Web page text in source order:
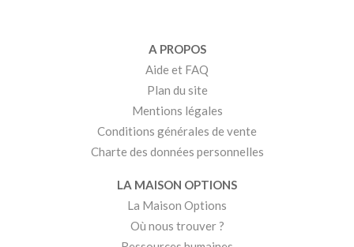
A PROPOS
Aide et FAQ
Plan du site
Mentions légales
Conditions générales de vente
Charte des données personnelles
LA MAISON OPTIONS
La Maison Options
Où nous trouver ?